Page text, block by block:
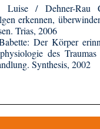
Luise / Dehner-Rau
erkennen,
Trias, 2006
Der Körper
des
Synthesis, 2002